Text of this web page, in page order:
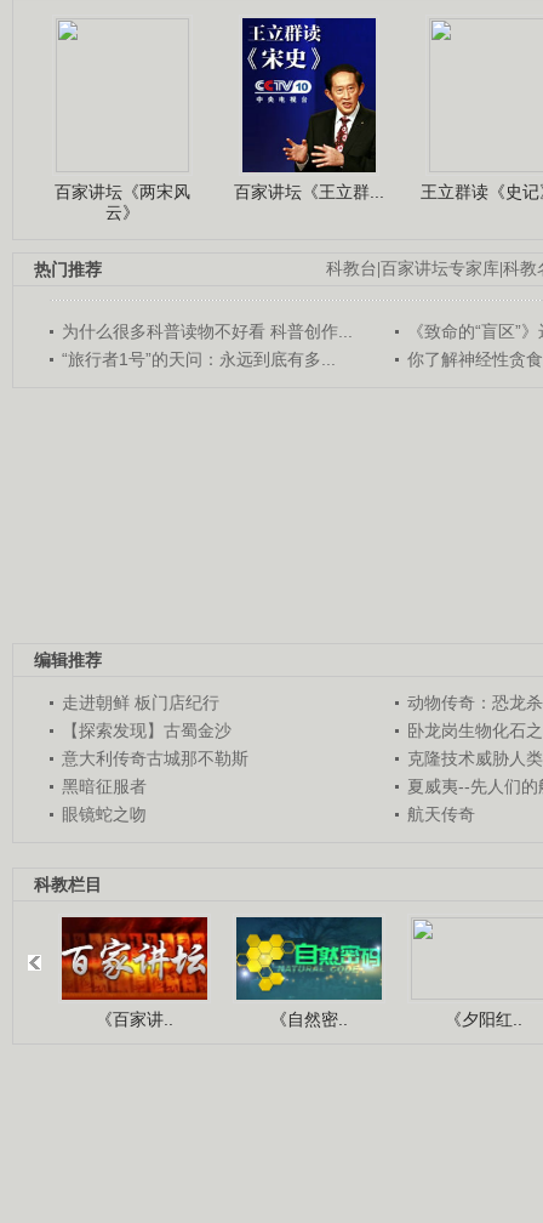
百家讲坛《两宋风
云》
百家讲坛《王立群... 王立群读《史
科教台 百家讲坛专家库 科教
热门推荐
为什么很多科普读物不好看 科普创作...
《致命的“盲区”
“旅行者1号”的天问：永远到底有多...
你了解神经性贪
编辑推荐
走进朝鲜 板门店纪行
动物传奇：恐龙
【探索发现】古蜀金沙
卧龙岗生物化石
意大利传奇古城那不勒斯
克隆技术威胁人
黑暗征服者
夏威夷--先人们的
眼镜蛇之吻
航天传奇
科教栏目
《百家讲.. 《自然密.. 《夕阳红..